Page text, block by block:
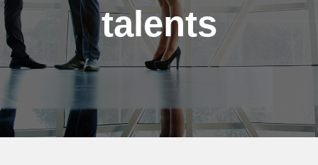
talents